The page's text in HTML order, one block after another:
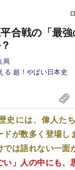
平合戦の「最
局
る 超！やばい日本史
史には、偉人た
ドが数多く登場
は語れない一面
い」人の中にも